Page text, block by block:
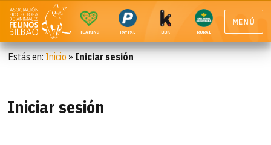
TEAMING PAYPAL BBK RURAL
MENÚ
Estás en: Inicio » Iniciar sesión
Iniciar sesión